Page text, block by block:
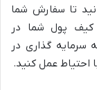
تا سفارش شما
پول شما در
سرمایه گذاری در
احتیاط عمل کنید.